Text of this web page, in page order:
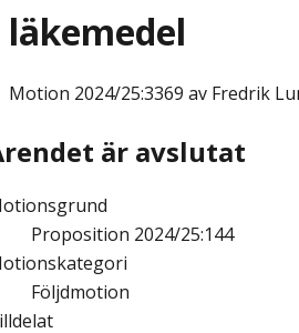
läkemedel
Motion 2024/25:3369 av Fredrik
är avslutat
Proposition 2024/25:144
Följdmotion